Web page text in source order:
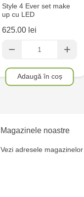
Style 4 Ever set make
up cu LED
625.00 lei
Adaugă în coș
Magazinele noastre
Vezi adresele magazinelor